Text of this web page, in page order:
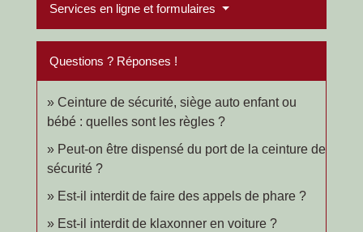
Services en ligne et formulaires
Questions ? Réponses !
Ceinture de sécurité, siège auto enfant ou
bébé : quelles sont les règles ?
Peut-on être dispensé du port de la ceinture de
sécurité ?
Est-il interdit de faire des appels de phare ?
Est-il interdit de klaxonner en voiture ?